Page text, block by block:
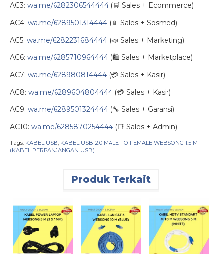
AC3: wa.me/6282306544444 (🛒 Sales + Ecommerce)
AC4: wa.me/6289501314444 (📱 Sales + Sosmed)
AC5: wa.me/6282231684444 (📣 Sales + Marketing)
AC6: wa.me/6285710964444 (🛍️ Sales + Marketplace)
AC7: wa.me/628980814444 (💳 Sales + Kasir)
AC8: wa.me/6289604804444 (💳 Sales + Kasir)
AC9: wa.me/6289501324444 (🔧 Sales + Garansi)
AC10: wa.me/6285870254444 (📑 Sales + Admin)
Tags: KABEL USB KABEL USB 2.0 MALE TO FEMALE WEBSONG 1.5 M
(KABEL PERPANJANGAN USB)
Produk Terkait